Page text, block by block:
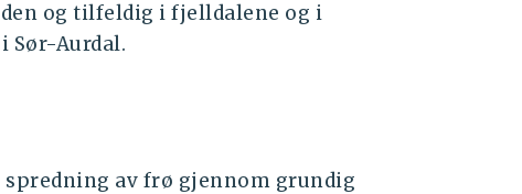
og tilfeldig i fjelldalene og i
Sør-Aurdal.
av frø gjennom grundig